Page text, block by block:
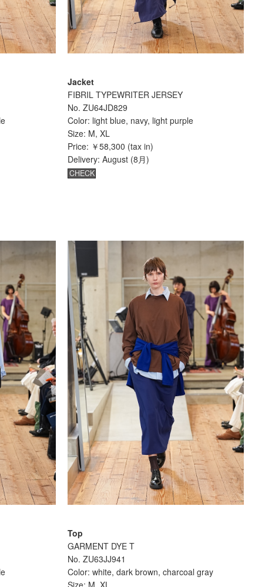
Jacket
FIBRIL TYPEWRITER JERSEY
No. ZU64JD829
Color: light blue, navy, light purple
Size: M, XL
Price: ￥58,300 (tax in)
Delivery: August (8月)
CHECK
Top
GARMENT DYE T
No. ZU63JJ941
Color: white, dark brown, charcoal gray